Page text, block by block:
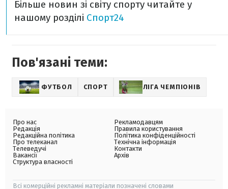
Більше новин зі світу спорту читайте у
нашому розділі Спорт24
Пов'язані теми:
ФУТБОЛ СПОРТ ЛІГА ЧЕМПІОНІВ
Про нас
Редакція
Редакційна політика
Про телеканал
Телеведучі
Вакансії
Структура власності
Рекламодавцям
Правила користування
Політика конфіденційності
Технічна інформація
Контакти
Архів
Всі комерційні рекламні матеріали позначені словами